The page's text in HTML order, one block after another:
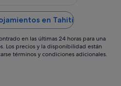
en Tahití
en las últimas 24 horas para una
Los precios y la disponibilidad están
términos y condiciones adicionales.